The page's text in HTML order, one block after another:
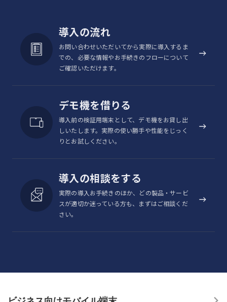
導入の流れ
お問い合わせいただいてから実際に導入するま
での、必要な情報やお手続きのフローについて
ご確認いただけます。
デモ機を借りる
導入前の検証用端末として、デモ機をお貸し出
しいたします。実際の使い勝手や性能をじっく
りとお試しください。
導入の相談をする
実際の導入お手続きのほか、どの製品・サービ
スが適切か迷っている方も、まずはご相談くだ
さい。